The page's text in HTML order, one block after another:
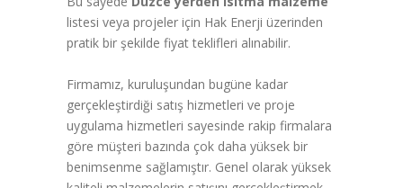
listesi veya projeler için Hak Enerji üzerinden
pratik bir şekilde fiyat teklifleri alınabilir.
Firmamız, kuruluşundan bugüne kadar
gerçekleştirdiği satış hizmetleri ve proje
uygulama hizmetleri sayesinde rakip firmalara
göre müşteri bazında çok daha yüksek bir
benimsenme sağlamıştır. Genel olarak yüksek